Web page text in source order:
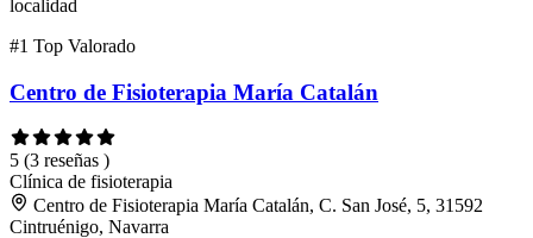
localidad
#1 Top Valorado
Centro de Fisioterapia María Catalán
5 (3 reseñas )
Clínica de fisioterapia
Centro de Fisioterapia María Catalán, C. San José, 5, 31592
Cintruénigo, Navarra